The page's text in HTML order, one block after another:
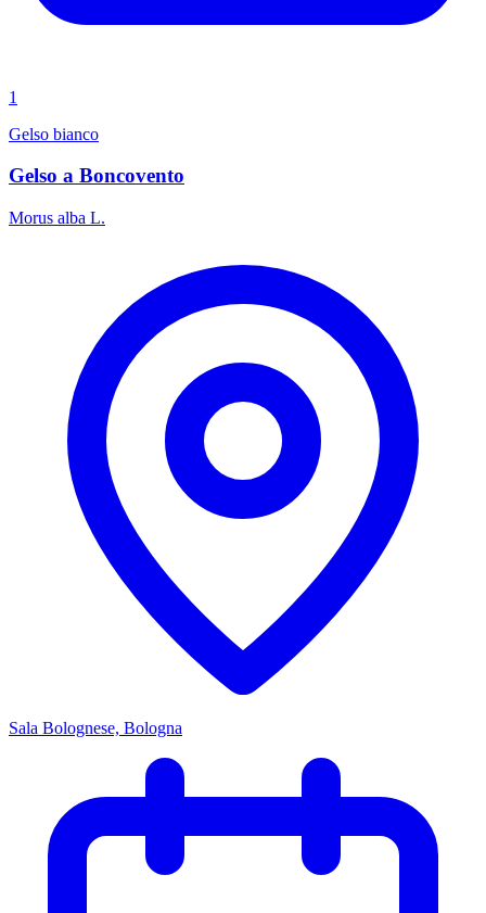
1
Gelso bianco
Gelso a Boncovento
Morus alba L.
Sala Bolognese, Bologna